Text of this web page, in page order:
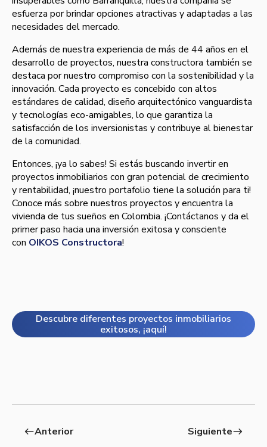
esfuerza por brindar opciones atractivas y adaptadas a las
necesidades del mercado.
Además de nuestra experiencia de más de 44 años en el
desarrollo de proyectos, nuestra constructora también se
destaca por nuestro compromiso con la sostenibilidad y la
innovación. Cada proyecto es concebido con altos
estándares de calidad, diseño arquitectónico vanguardista
y tecnologías eco-amigables, lo que garantiza la
satisfacción de los inversionistas y contribuye al bienestar
de la comunidad.
Entonces, ¡ya lo sabes! Si estás buscando invertir en
proyectos inmobiliarios con gran potencial de crecimiento
y rentabilidad, ¡nuestro portafolio tiene la solución para ti!
Conoce más sobre nuestros proyectos y encuentra la
vivienda de tus sueños en Colombia. ¡Contáctanos y da el
primer paso hacia una inversión exitosa y consciente
con OIKOS Constructora!
Descubre diferentes proyectos inmobiliarios
exitosos, ¡aquí!
westAnterior Siguienteeast